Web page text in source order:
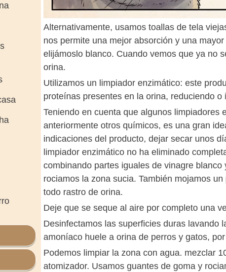
Alternativamente, usamos toallas de tela
nos permite una mejor absorción y una
elijámoslo blanco. Cuando vemos que ya no
orina.
Utilizamos un limpiador enzimático: este
proteínas presentes en la orina, reduciendo
Teniendo en cuenta que algunos limpiadores
anteriormente otros químicos, es una gran
indicaciones del producto, dejar secar unos
limpiador enzimático no ha eliminado
combinando partes iguales de vinagre
rociamos la zona sucia. También mojamos
todo rastro de orina.
Deje que se seque al aire por completo una
Desinfectamos las superficies duras lavando
amoníaco huele a orina de perros y gatos,
Podemos limpiar la zona con agua. mezclar
atomizador. Usamos guantes de goma y